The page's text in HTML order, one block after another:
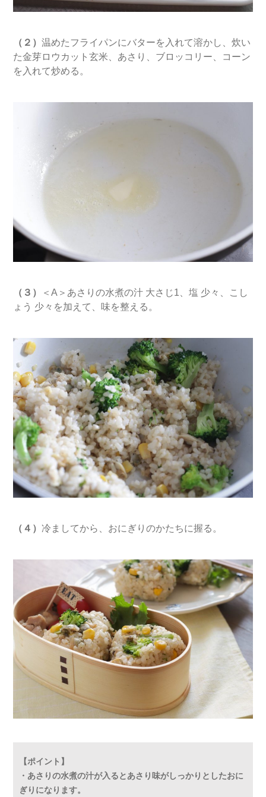
（２）温めたフライパンにバターを入れて溶かし、炊い
た金芽ロウカット玄米、あさり、ブロッコリー、コーン
を入れて炒める。
（３）
＜A＞あさりの水煮の汁 大さじ1、塩 少々、こし
ょう 少々を加えて、味を整える。
（４）冷ましてから、おにぎりのかたちに握る。
【ポイント】
・あさりの水煮の汁が入るとあさり味がしっかりとしたおに
ぎりになります。